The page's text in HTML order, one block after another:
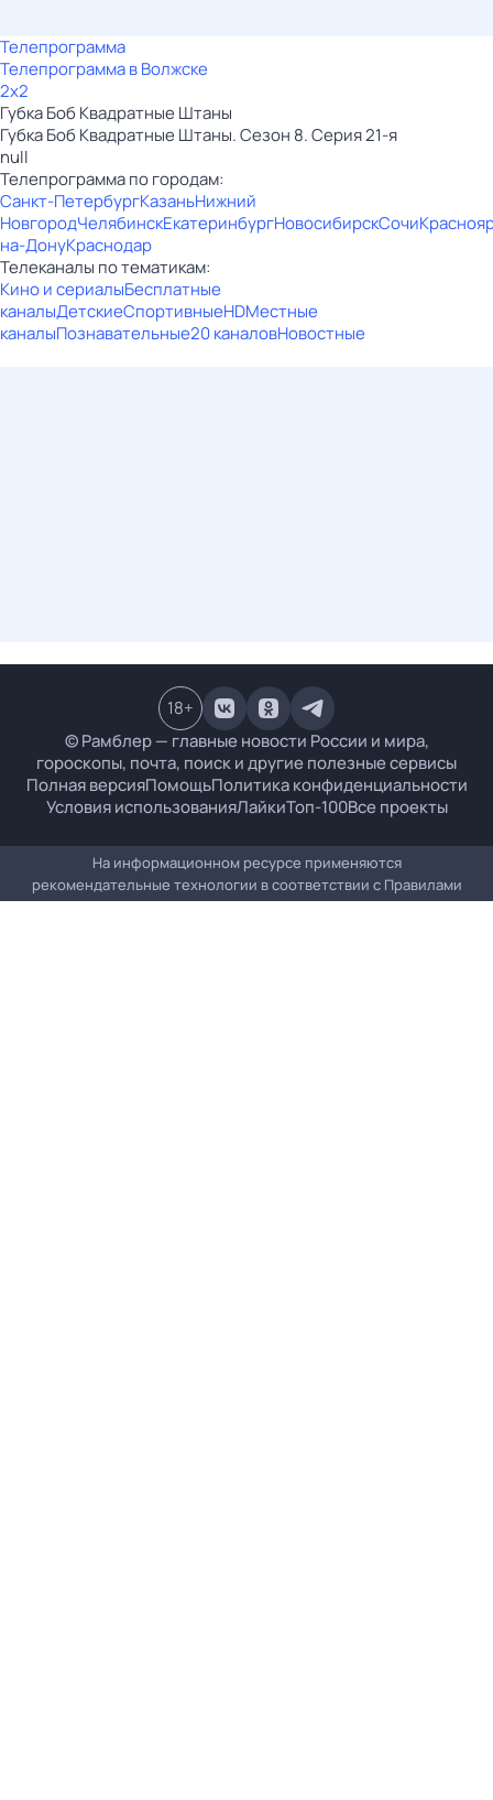
Телепрограмма
Телепрограмма в Волжске
2x2
Губка Боб Квадратные Штаны
Губка Боб Квадратные Штаны. Сезон 8. Серия 21-я
null
Телепрограмма по городам:
Санкт-ПетербургКазаньНижний
НовгородЧелябинскЕкатеринбургНовосибирскСочи
на-ДонуКраснодар
Телеканалы по тематикам:
Кино и сериалыБесплатные
каналыДетскиеСпортивныеHDМестные
каналыПознавательные20 каналовНовостные
© Рамблер — главные новости России и мира,
гороскопы, почта, поиск и другие полезные сервисы
Полная версияПомощьПолитика конфиденциальности
Условия использованияЛайкиТоп-100Все проекты
18+
На информационном ресурсе применяются
рекомендательные технологии в соответствии с Правилами